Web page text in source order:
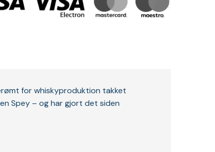
for whiskyproduktion takket
Spey – og har gjort det siden